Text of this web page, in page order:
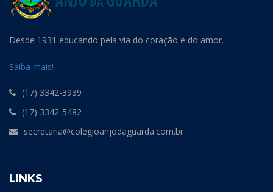
Desde 1931 educando pela via do coração e do amor.
Saiba mais!
(17) 3342-3939
(17) 3342-5482
secretaria@colegioanjodaguarda.com.br
LINKS